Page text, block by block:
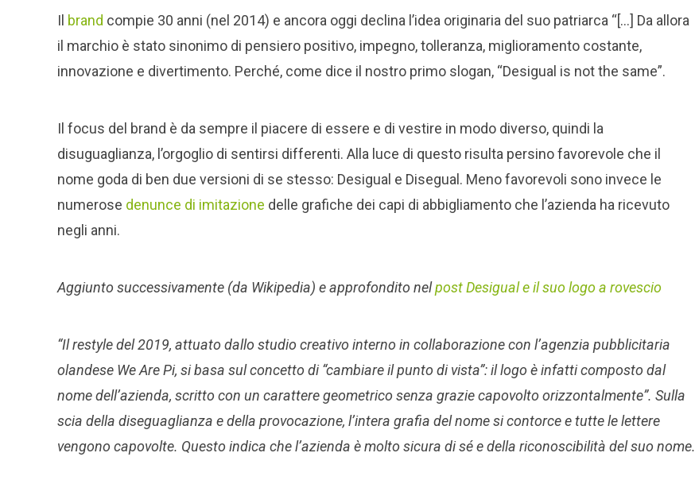
Il brand compie 30 anni (nel 2014) e ancora oggi declina l’idea originaria del suo patriarca “[…] Da allora
il marchio è stato sinonimo di pensiero positivo, impegno, tolleranza, miglioramento costante,
innovazione e divertimento. Perché, come dice il nostro primo slogan, “Desigual is not the same”.
Il focus del brand è da sempre il piacere di essere e di vestire in modo diverso, quindi la
disuguaglianza, l’orgoglio di sentirsi differenti. Alla luce di questo risulta persino favorevole che il
nome goda di ben due versioni di se stesso: Desigual e Disegual. Meno favorevoli sono invece le
numerose denunce di imitazione delle grafiche dei capi di abbigliamento che l’azienda ha ricevuto
negli anni.
Aggiunto successivamente (da Wikipedia) e approfondito nelpost Desigual e il suo logo a rovescio
“Il restyle del 2019, attuato dallo studio creativo interno in collaborazione con l’agenzia pubblicitaria
olandese We Are Pi, si basa sul concetto di “cambiare il punto di vista”: il logo è infatti composto dal
nome dell’azienda, scritto con un carattere geometrico senza grazie capovolto orizzontalmente”. Sulla
scia della diseguaglianza e della provocazione, l’intera grafia del nome si contorce e tutte le lettere
vengono capovolte. Questo indica che l’azienda è molto sicura di sé e della riconoscibilità del suo nome.